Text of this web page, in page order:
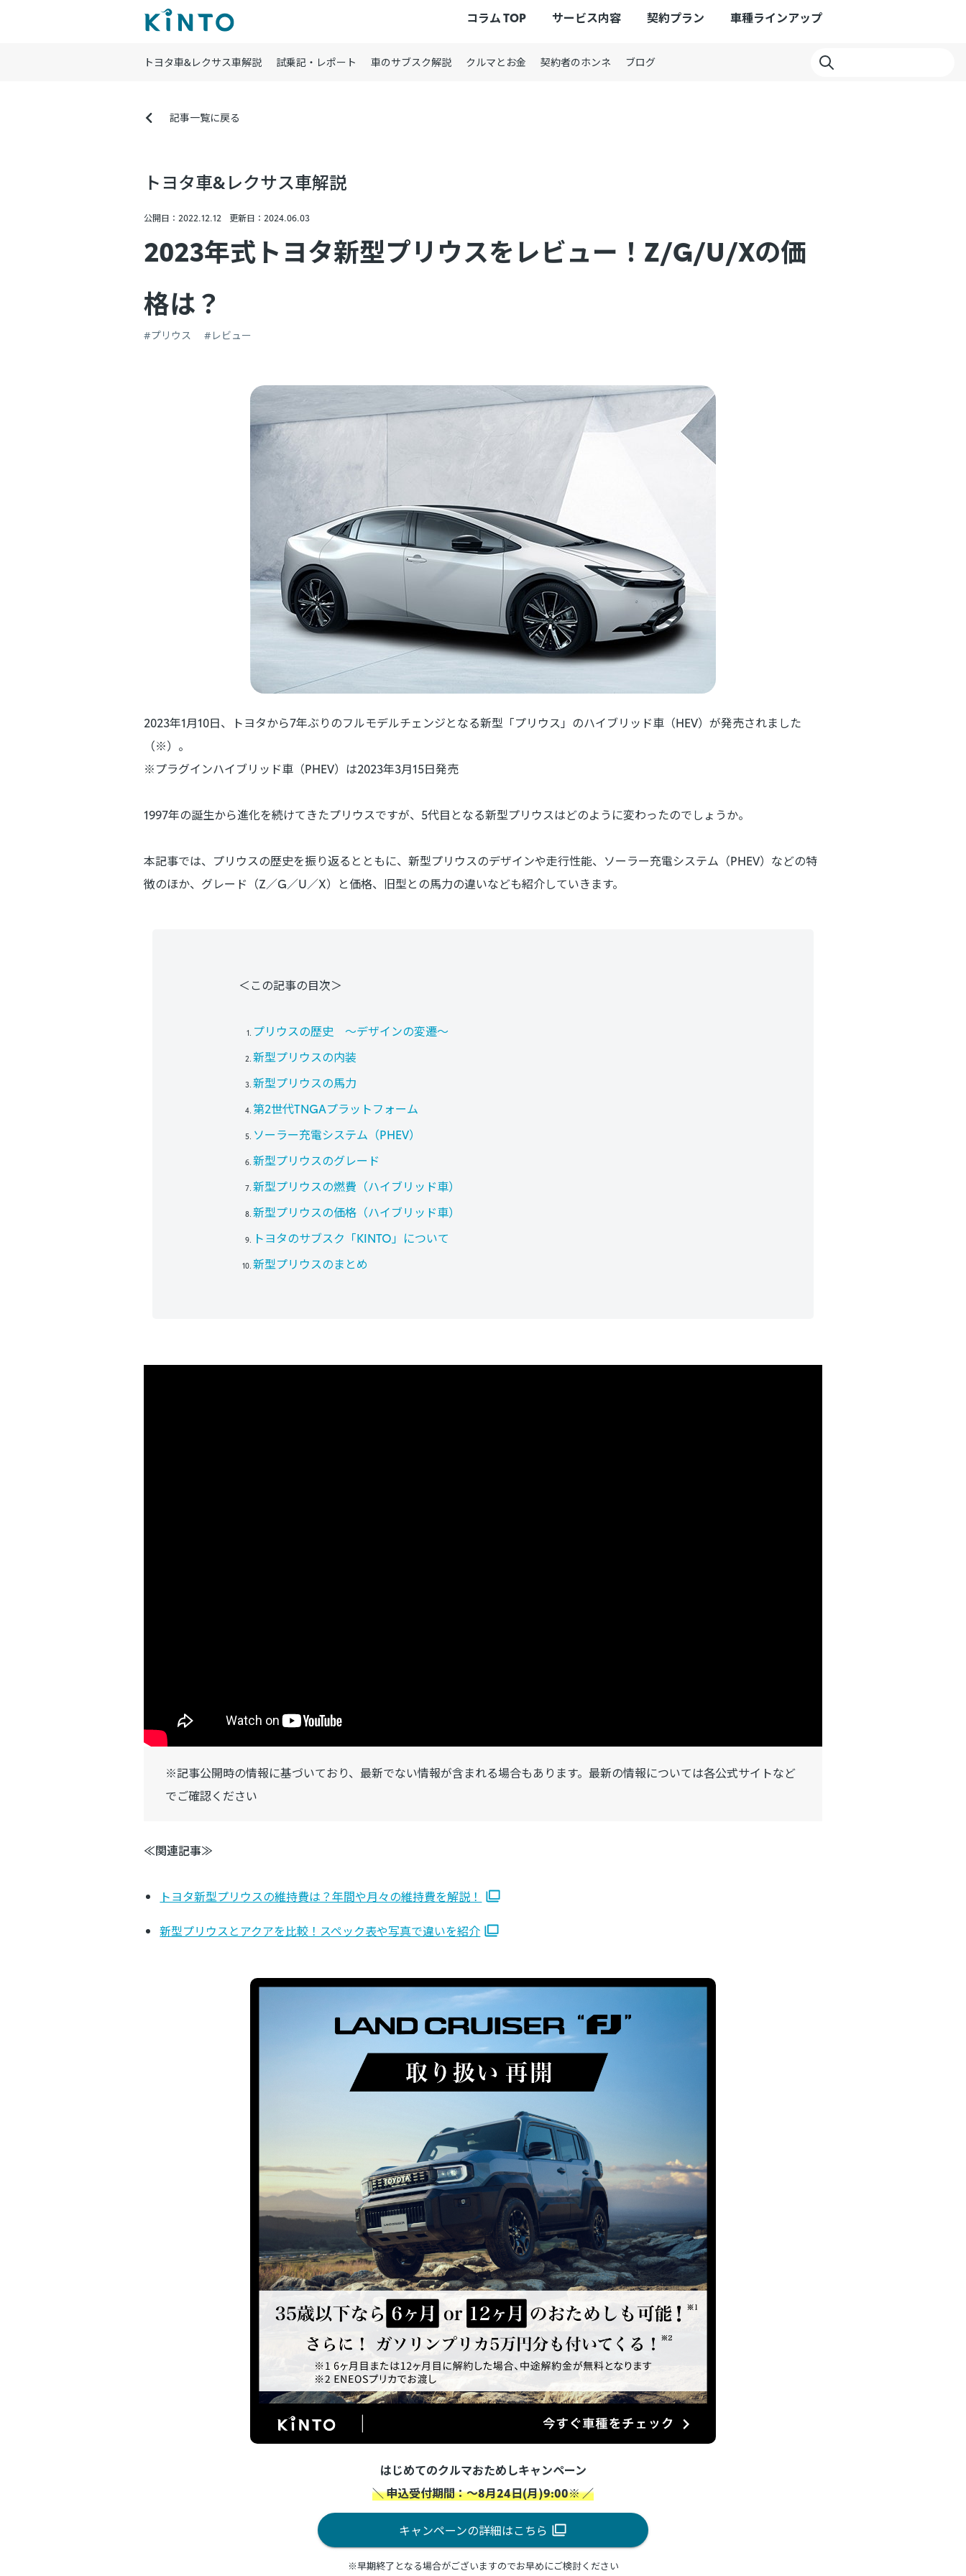
コラム TOP サービス内容 契約プラン 車種ラインアップ
トヨタ車&レクサス車解説 試乗記・レポート 車のサブスク解説 クルマとお金 契約者のホンネ ブログ
記事一覧に戻る
トヨタ車&レクサス車解説
公開日：2022.12.12 更新日：2024.06.03
2023年式トヨタ新型プリウスをレビュー！Z/G/U/Xの価
格は？
#プリウス #レビュー
2023年1月10日、トヨタから7年ぶりのフルモデルチェンジとなる新型「プリウス」のハイブリッド車（HEV）が発売されました
（※）。
※プラグインハイブリッド車（PHEV）は2023年3月15日発売
1997年の誕生から進化を続けてきたプリウスですが、5代目となる新型プリウスはどのように変わったのでしょうか。
本記事では、プリウスの歴史を振り返るとともに、新型プリウスのデザインや走行性能、ソーラー充電システム（PHEV）などの特
徴のほか、グレード（Z／G／U／X）と価格、旧型との馬力の違いなども紹介していきます。
＜この記事の目次＞
プリウスの歴史 〜デザインの変遷〜
新型プリウスの内装
新型プリウスの馬力
第2世代TNGAプラットフォーム
ソーラー充電システム（PHEV）
新型プリウスのグレード
新型プリウスの燃費（ハイブリッド車）
新型プリウスの価格（ハイブリッド車）
トヨタのサブスク「KINTO」について
新型プリウスのまとめ
※記事公開時の情報に基づいており、最新でない情報が含まれる場合もあります。最新の情報については各公式サイトなど
でご確認ください
≪関連記事≫
トヨタ新型プリウスの維持費は？年間や月々の維持費を解説！
新型プリウスとアクアを比較！スペック表や写真で違いを紹介
はじめてのクルマおためしキャンペーン
＼ 申込受付期間：～8月24日(月)9:00※ ／
キャンペーンの詳細はこちら
※早期終了となる場合がございますのでお早めにご検討ください